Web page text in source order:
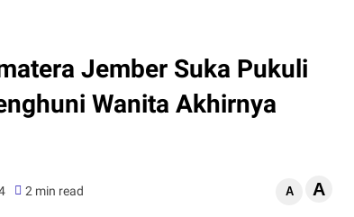
Jember Suka Pukuli
Wanita Akhirnya
2 min read A A